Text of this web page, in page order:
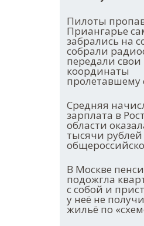
Пилоты
Приангарье
забрались на
собрали
передали свои
координаты
пролетавшему
Средняя
зарплата в
области
тысячи
В Москве
подожгла
с собой и
у неё не
жильё по